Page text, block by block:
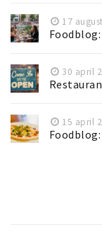
17
30 april
15 april